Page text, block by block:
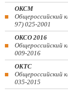
ОКСМ
Общероссийский
97) 025-2001
ОКСО 2016
Общероссийский
009-2016
ОКТС
Общероссийский
035-2015